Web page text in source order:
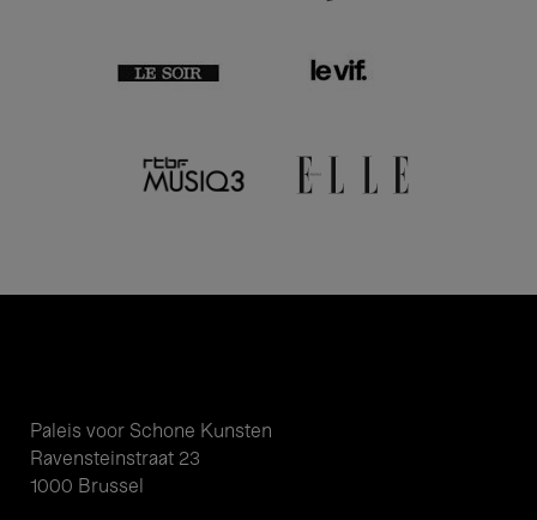
Paleis voor Schone Kunsten
Ravensteinstraat 23
1000 Brussel